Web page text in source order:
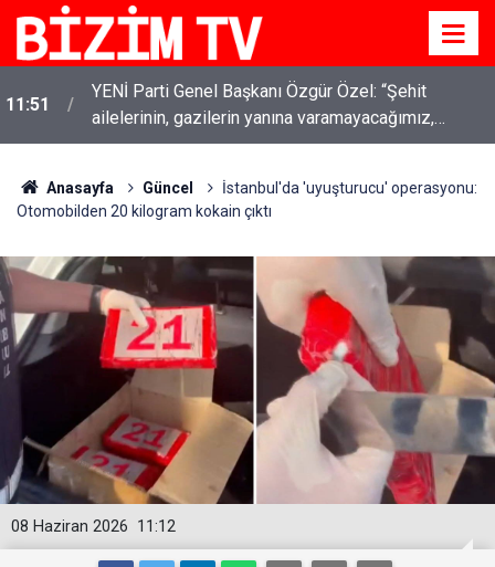
11:51
YENİ Parti Genel Başkanı Özgür Özel: “Şehit
ailelerinin, gazilerin yanına varamayacağımız,
gözüne bakamayacağımız işlerin içinde olmayız”
Anasayfa Güncel
İstanbul'da 'uyuşturucu' operasyonu:
Otomobilden 20 kilogram kokain çıktı
11:12
08 Haziran 2026